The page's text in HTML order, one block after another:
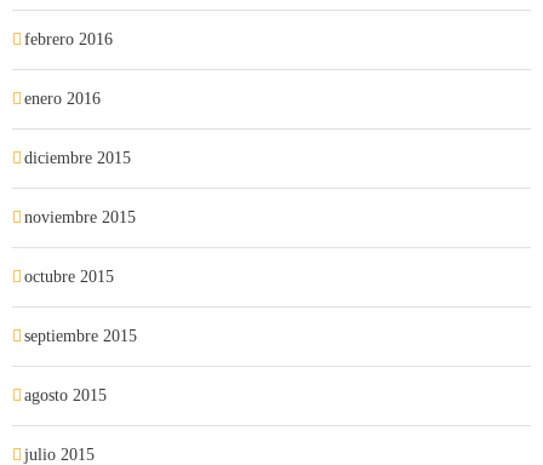
febrero 2016
enero 2016
diciembre 2015
noviembre 2015
octubre 2015
septiembre 2015
agosto 2015
julio 2015